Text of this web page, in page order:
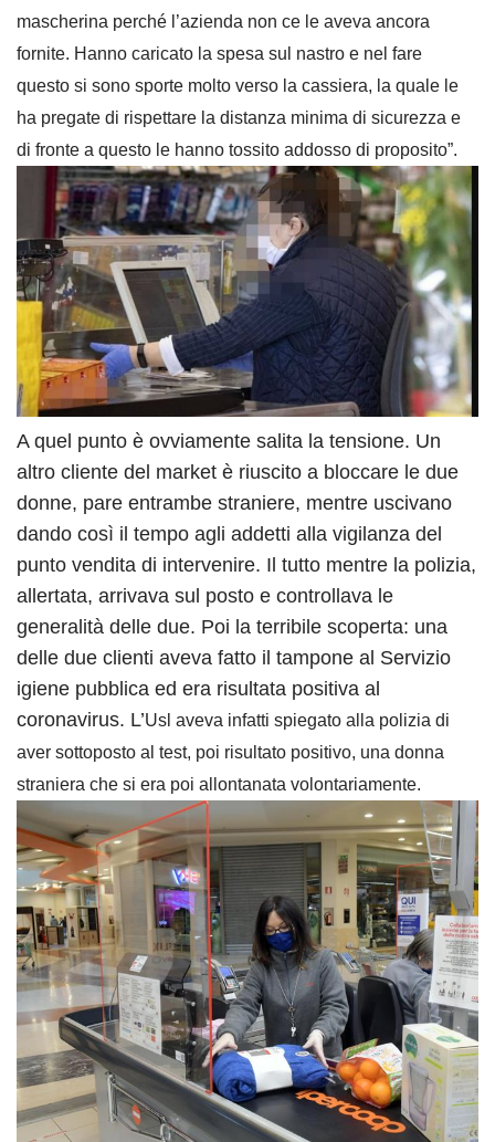
mascherina perché l’azienda non ce le aveva ancora
fornite. Hanno caricato la spesa sul nastro e nel fare
questo si sono sporte molto verso la cassiera, la quale le
ha pregate di rispettare la distanza minima di sicurezza e
di fronte a questo le hanno tossito addosso di proposito”.
A quel punto è ovviamente salita la tensione. Un
altro cliente del market è riuscito a bloccare le due
donne, pare entrambe straniere, mentre uscivano
dando così il tempo agli addetti alla vigilanza del
punto vendita di intervenire. Il tutto mentre la polizia,
allertata, arrivava sul posto e controllava le
generalità delle due. Poi la terribile scoperta: una
delle due clienti aveva fatto il tampone al Servizio
igiene pubblica ed era risultata positiva al
coronavirus. L’Usl aveva infatti spiegato alla polizia di
aver sottoposto al test, poi risultato positivo, una donna
straniera che si era poi allontanata volontariamente.